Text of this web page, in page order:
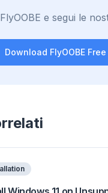
e segui le
Download FlyOOBE Free